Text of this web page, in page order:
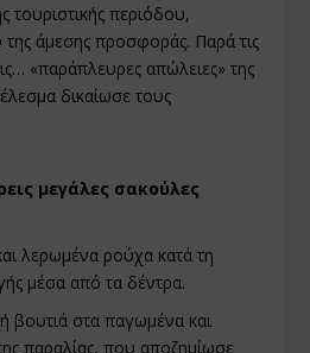
τουριστικής περιόδου,
άμεσης προσφοράς. Παρά τις
«παράπλευρες απώλειες» της
δικαίωσε τους
μεγάλες σακούλες
λερωμένα ρούχα κατά τη
μέσα από τα δέντρα.
βουτιά στα παγωμένα και
παραλίας, που αποζημίωσε